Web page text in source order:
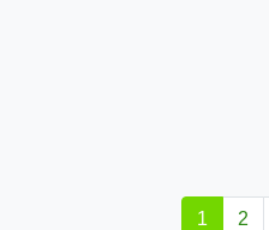
1 2